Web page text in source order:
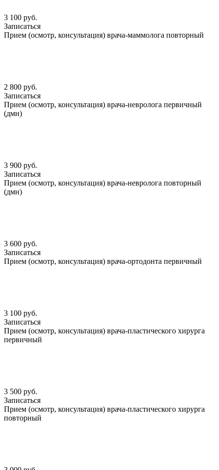
3 100 руб.
Записаться
Прием (осмотр, консультация) врача-маммолога повторный
2 800 руб.
Записаться
Прием (осмотр, консультация) врача-невролога первичный
(дмн)
3 900 руб.
Записаться
Прием (осмотр, консультация) врача-невролога повторный
(дмн)
3 600 руб.
Записаться
Прием (осмотр, консультация) врача-ортодонта первичный
3 100 руб.
Записаться
Прием (осмотр, консультация) врача-пластического хирурга
первичный
3 500 руб.
Записаться
Прием (осмотр, консультация) врача-пластического хирурга
повторный